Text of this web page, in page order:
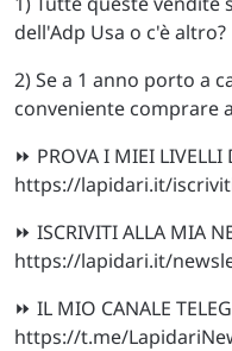
dell'Adp Usa o c'è altro?
2) Se a 1 anno porto a
conveniente comprare
⏩ PROVA I MIEI LIVELLI
https://lapidari.it/
⏩ ISCRIVITI ALLA MIA
https://lapidari.it/
⏩ IL MIO CANALE
https://t.me/